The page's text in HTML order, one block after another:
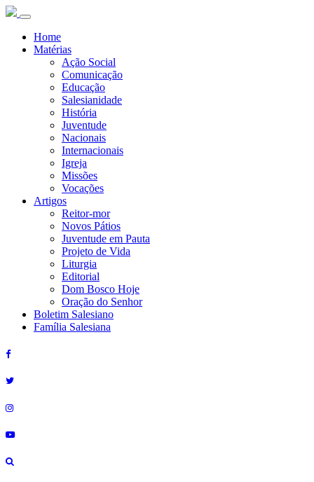
Home
Matérias
Ação Social
Comunicação
Educação
Salesianidade
História
Juventude
Nacionais
Internacionais
Igreja
Missões
Vocações
Artigos
Reitor-mor
Novos Pátios
Juventude em Pauta
Projeto de Vida
Liturgia
Editorial
Dom Bosco Hoje
Oração do Senhor
Boletim Salesiano
Família Salesiana